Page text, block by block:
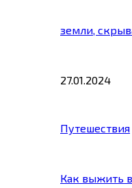
земли,
27.01.2024
Путешествия
Как выжить